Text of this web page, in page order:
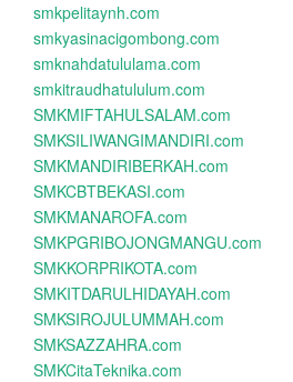
smkpelitaynh.com
smkyasinacigombong.com
smknahdatululama.com
smkitraudhatululum.com
SMKMIFTAHULSALAM.com
SMKSILIWANGIMANDIRI.com
SMKMANDIRIBERKAH.com
SMKCBTBEKASI.com
SMKMANAROFA.com
SMKPGRIBOJONGMANGU.com
SMKKORPRIKOTA.com
SMKITDARULHIDAYAH.com
SMKSIROJULUMMAH.com
SMKSAZZAHRA.com
SMKCitaTeknika.com